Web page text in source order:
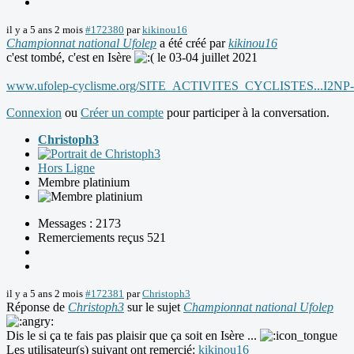
il y a 5 ans 2 mois #172380 parkikinou16
Championnat national Ufolep a été créé parkikinou16
c'est tombé, c'est en Isère
le 03-04 juillet 2021
www.ufolep-cyclisme.org/
Connexion ou Créer un compte pour participer à la conversation.
Christoph3
Hors Ligne
Membre platinium
Messages : 2173
Remerciements reçus 521
il y a 5 ans 2 mois #172381 parChristoph3
Réponse de Christoph3 sur le sujet Championnat national Ufolep
Dis le si ça te fais pas plaisir que ça soit en Isère ...
Les utilisateur(s) suivant ont remercié: kikinou16